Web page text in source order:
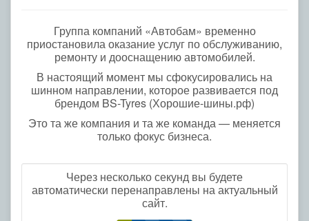
Группа компаний «Автобам» временно
приостановила оказание услуг по обслуживанию,
ремонту и дооснащению автомобилей.
В настоящий момент мы сфокусировались на
шинном направлении, которое развивается под
брендом BS-Tyres (Хорошие-шины.рф)
Это та же компания и та же команда — меняется
только фокус бизнеса.
Через несколько секунд вы будете
автоматически перенаправлены на актуальный
сайт.